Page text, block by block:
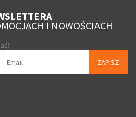
I NOWOŚCIACH
ZAPISZ